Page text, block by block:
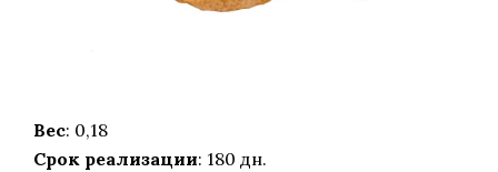
Вес: 0,18
Срок реализации: 180 дн.